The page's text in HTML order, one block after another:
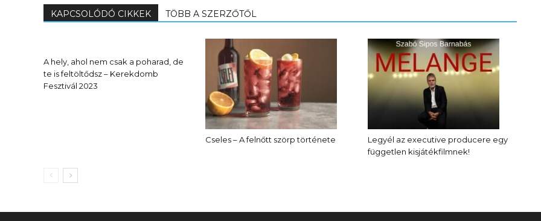
KAPCSOLÓDÓ CIKKEK TÖBB A SZERZŐTŐL
A hely, ahol nem csak a poharad, de
te is feltöltődsz – Kerekdomb
Fesztivál 2023
Cseles – A felnőtt szörp története
Legyél az executive producere egy
független kisjátékfilmnek!